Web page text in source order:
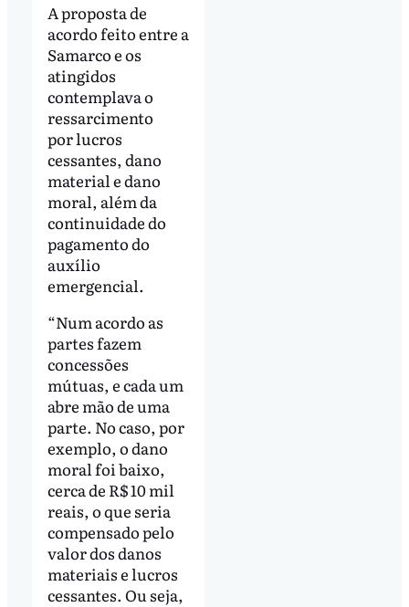
A proposta de
acordo feito entre a
Samarco e os
atingidos
contemplava o
ressarcimento
por lucros
cessantes, dano
material e dano
moral, além da
continuidade do
pagamento do
auxílio
emergencial.
“Num acordo as
partes fazem
concessões
mútuas, e cada um
abre mão de uma
parte. No caso, por
exemplo, o dano
moral foi baixo,
cerca de R$ 10 mil
reais, o que seria
compensado pelo
valor dos danos
materiais e lucros
cessantes. Ou seja,